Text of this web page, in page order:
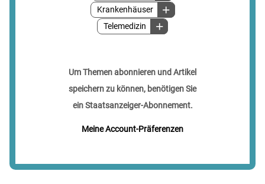
Krankenhäuser
Telemedizin
Um Themen abonnieren und Artikel
speichern zu können, benötigen Sie
ein Staatsanzeiger-Abonnement.
Meine Account-Präferenzen